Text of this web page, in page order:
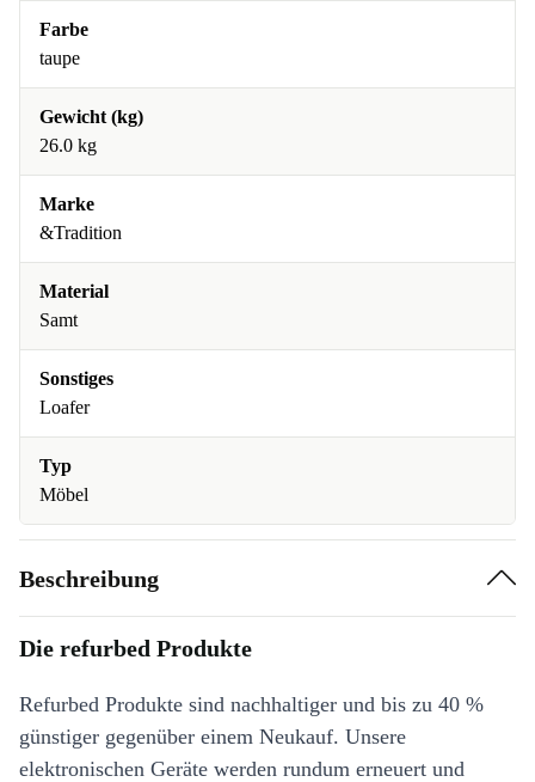
Farbe
taupe
Gewicht (kg)
26.0 kg
Marke
&Tradition
Material
Samt
Sonstiges
Loafer
Typ
Möbel
Beschreibung
Die refurbed Produkte
Refurbed Produkte sind nachhaltiger und bis zu 40 %
günstiger gegenüber einem Neukauf. Unsere
elektronischen Geräte werden rundum erneuert und